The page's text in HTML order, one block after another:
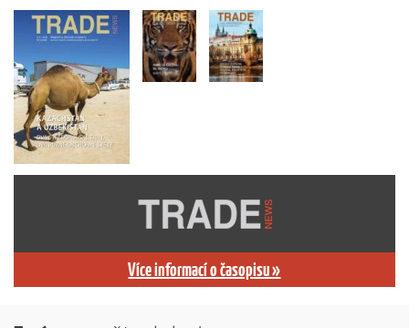
Více informací o časopisu »